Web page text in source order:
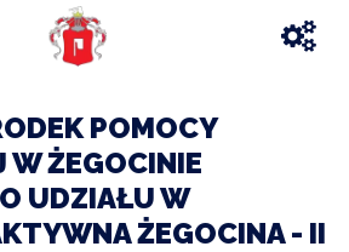
POMOCY
W ŻEGOCINIE
UDZIAŁU W
ŻEGOCINA - II